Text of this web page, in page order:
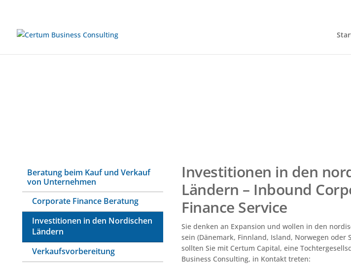
Beratung beim Kauf und Verkauf
von Unternehmen
Corporate Finance Beratung
Investitionen in den Nordischen
Ländern
Verkaufsvorbereitung
Investitionen in den
Ländern – Inbound
Finance Service
Sie denken an Expansion und wollen in den
sein (Dänemark, Finnland, Island, Norwegen oder
sollten Sie mit Certum Capital, eine
Business Consulting, in Kontakt treten: